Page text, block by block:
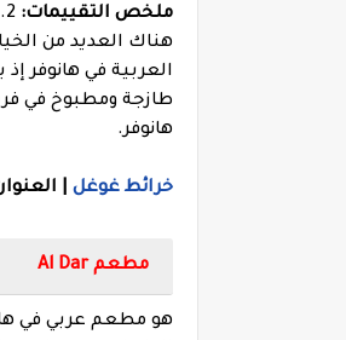
ملخص التقييمات: 4.2
هناك العديد من
العربية في هانوفر
طازجة ومطبوخ في
هانوفر.
خرائط غوغل |
مطعم Al Dar
هو مطعم عربي في